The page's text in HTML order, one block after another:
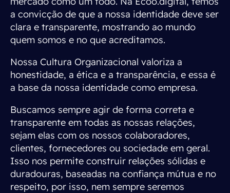
a convicção de que a nossa identidade deve ser
clara e transparente, mostrando ao mundo
quem somos e no que acreditamos.
Nossa Cultura Organizacional valoriza a
honestidade, a ética e a transparência, e essa é
a base da nossa identidade como empresa.
Buscamos sempre agir de forma correta e
transparente em todas as nossas relações,
sejam elas com os nossos colaboradores,
clientes, fornecedores ou sociedade em geral.
Isso nos permite construir relações sólidas e
duradouras, baseadas na confiança mútua e no
respeito, por isso, nem sempre seremos